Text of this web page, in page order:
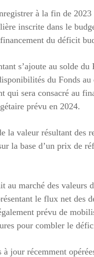
à la fin de
inscrite dans le
du déficit
s’ajoute au solde
du Fonds au
sera consacré au
prévu en 2024.
la valeur résultant
la base d’un prix de
au marché des
le flux net des
prévu de
pour combler le
jour récemment